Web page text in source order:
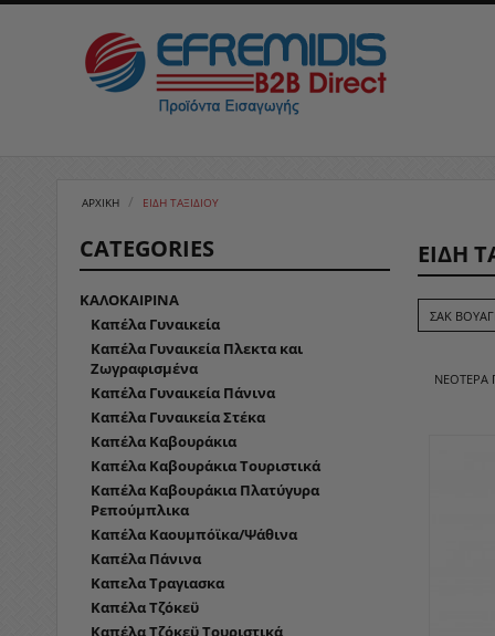
ΑΡΧΙΚΉ / ΕΙΔΗ ΤΑΞΙΔΙΟΥ
CATEGORIES
ΚΑΛΟΚΑΙΡΙΝΑ
Καπέλα Γυναικεία
Καπέλα Γυναικεία Πλεκτα και
Ζωγραφισμένα
Καπέλα Γυναικεία Πάνινα
Καπέλα Γυναικεία Στέκα
Καπέλα Καβουράκια
Καπέλα Καβουράκια Τουριστικά
Καπέλα Καβουράκια Πλατύγυρα
Ρεπούμπλικα
Καπέλα Καουμπόϊκα/Ψάθινα
Καπέλα Πάνινα
Καπελα Τραγιασκα
Καπέλα Τζόκεϋ
Καπέλα Τζόκεϋ Τουριστικά
ΕΙΔΗ
ΣΑΚ
ΝΕΌΤΕΡΑ